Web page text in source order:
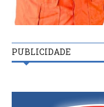
PUBLICIDADE